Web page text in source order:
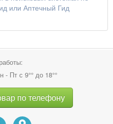
или Аптечный Гид
Пт с 9°° до 18°°
по телефону